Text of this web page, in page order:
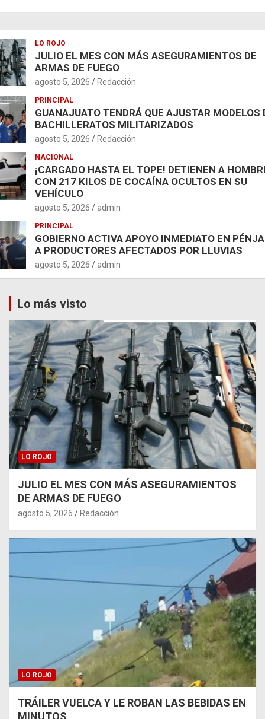
LO ROJO
JULIO EL MES CON MÁS ASEGURAMIENTOS DE
ARMAS DE FUEGO
agosto 5, 2026 Redacción
PRINCIPAL
GUANAJUATO TENDRÁ QUE AJUSTAR MODELOS
BACHILLERATOS MILITARIZADOS
agosto 5, 2026 Redacción
NACIONAL
¡CARGADO HASTA EL TOPE! DETIENEN A
CON 217 KILOS DE COCAÍNA OCULTOS EN SU
VEHÍCULO
agosto 5, 2026 admin
PRINCIPAL
GOBIERNO ACTIVA APOYO INMEDIATO EN
A PRODUCTORES AFECTADOS POR LLUVIAS
agosto 5, 2026 admin
Lo más visto
LO ROJO
JULIO EL MES CON MÁS ASEGURAMIENTOS
DE ARMAS DE FUEGO
agosto 5, 2026 Redacción
LO ROJO
TRÁILER VUELCA Y LE ROBAN LAS BEBIDAS EN
MINUTOS